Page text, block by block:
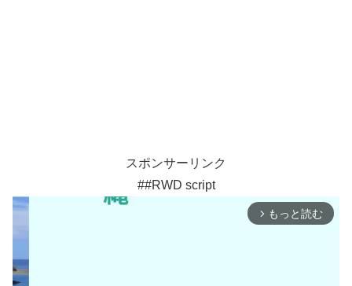
スポンサーリンク
##RWD script
arrow_forward_ios もっと読む